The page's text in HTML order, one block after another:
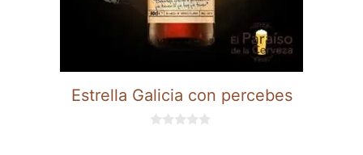
Estrella Galicia con percebes